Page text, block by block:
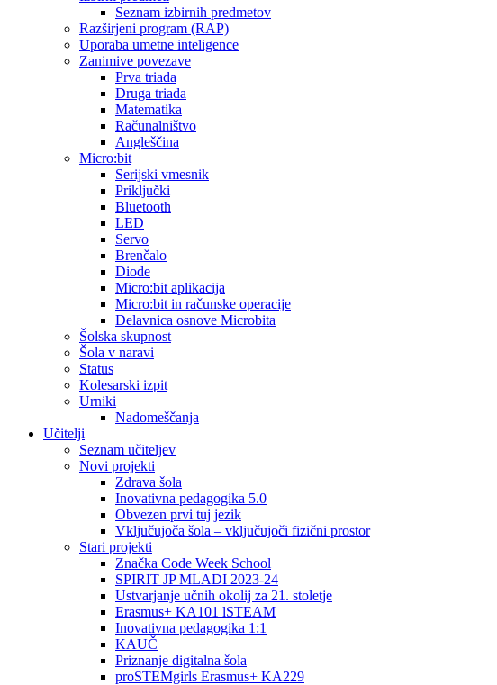
Seznam izbirnih predmetov
Razširjeni program (RAP)
Uporaba umetne inteligence
Zanimive povezave
Prva triada
Druga triada
Matematika
Računalništvo
Angleščina
Micro:bit
Serijski vmesnik
Priključki
Bluetooth
LED
Servo
Brenčalo
Diode
Micro:bit aplikacija
Micro:bit in računske operacije
Delavnica osnove Microbita
Šolska skupnost
Šola v naravi
Status
Kolesarski izpit
Urniki
Nadomeščanja
Učitelji
Seznam učiteljev
Novi projekti
Zdrava šola
Inovativna pedagogika 5.0
Obvezen prvi tuj jezik
Vključujoča šola – vključujoči fizični prostor
Stari projekti
Značka Code Week School
SPIRIT JP MLADI 2023-24
Ustvarjanje učnih okolij za 21. stoletje
Erasmus+ KA101 lSTEAM
Inovativna pedagogika 1:1
KAUČ
Priznanje digitalna šola
proSTEMgirls Erasmus+ KA229